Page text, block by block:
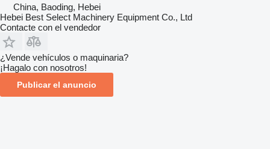
China, Baoding, Hebei
Hebei Best Select Machinery Equipment Co., Ltd
Contacte con el vendedor
¿Vende vehículos o maquinaria?
¡Hagalo con nosotros!
Publicar el anuncio